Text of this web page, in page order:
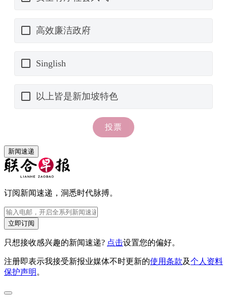
新闻速递
订阅新闻速递，洞悉时代脉搏。
立即订阅
只想接收感兴趣的新闻速递? 点击设置您的偏好。
注册即表示我接受新报业媒体不时更新的使用条款及个人资料
保护声明 。